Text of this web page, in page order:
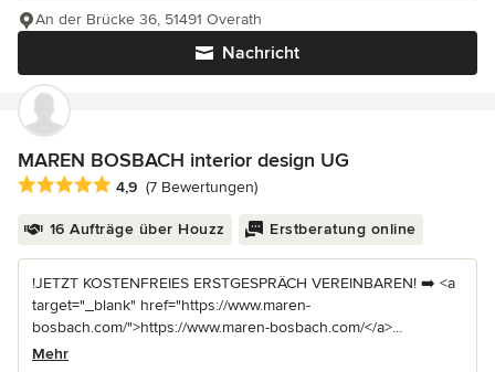
Nachricht
An der Brücke 36, 51491 Overath
MAREN BOSBACH interior design UG
Durchschnittliche Bewertung: 4.9 von 5 Sternen
4,9 (7 Bewertungen)
16 Aufträge über Houzz Erstberatung online
!JETZT KOSTENFREIES ERSTGESPRÄCH VEREINBAREN! ➡️ <a
target="_blank" href="https://www.maren-
bosbach.com/">https://www.maren-bosbach.com/</a>...
Mehr